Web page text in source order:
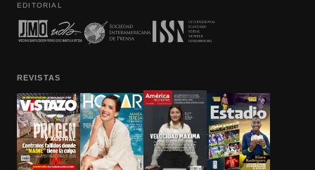
EDITORIAL
REVISTAS